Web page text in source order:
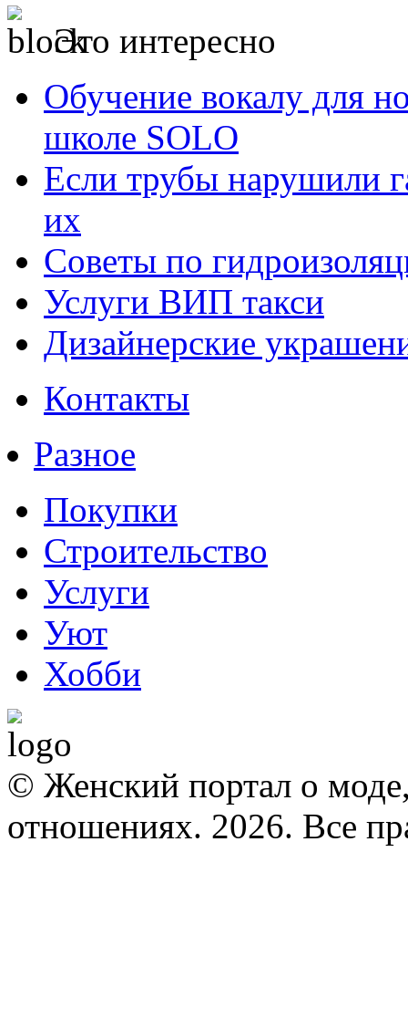
Это интересно
Обучение вокалу для
школе SOLO
Если трубы нарушили
их
Советы по
Услуги ВИП такси
Дизайнерские
Контакты
Разное
Покупки
Строительство
Услуги
Уют
Хобби
© Женский портал о
отношениях. 2026. Все